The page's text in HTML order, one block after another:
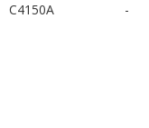
C4150A -